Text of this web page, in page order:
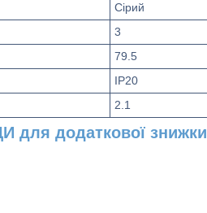
Сірий
3
79.5
IP20
2.1
для додаткової знижки